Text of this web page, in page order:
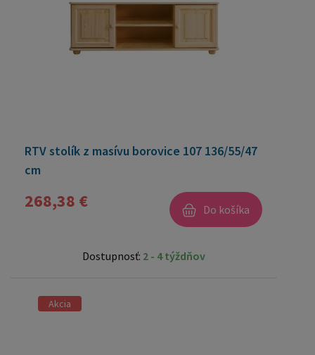
RTV stolík z masívu borovice 107 136/55/47
cm
268,38 € Do košíka
Dostupnosť: 2 - 4 týždňov
Akcia